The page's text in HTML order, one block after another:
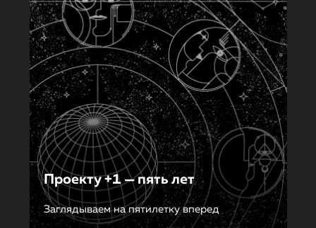
Проекту +1 — пять лет
Заглядываем на пятилетку вперед